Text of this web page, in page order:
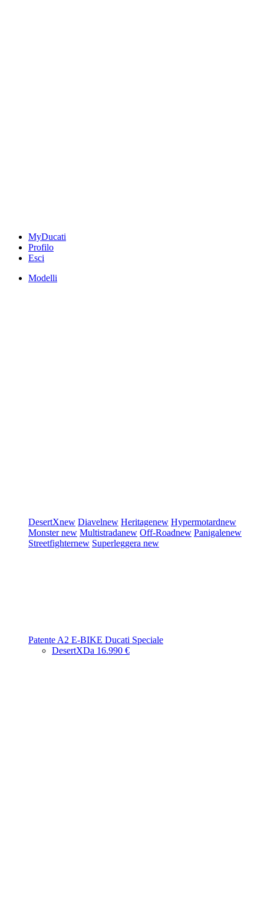
MyDucati
Profilo
Esci
Modelli
DesertXnew Diavelnew Heritagenew Hypermotardnew
Monsternew Multistradanew Off-Roadnew Panigalenew
Streetfighternew Superleggera new
Patente A2 E-BIKE Ducati Speciale
DesertXDa 16.990 €